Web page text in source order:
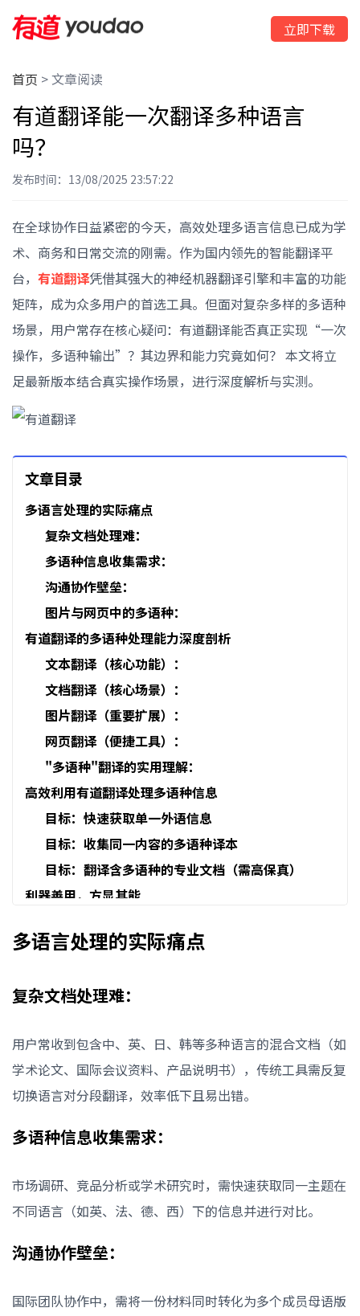
立即下载
首页 >文章阅读
有道翻译能一次翻译多种语言
吗？
发布时间：13/08/2025 23:57:22
在全球协作日益紧密的今天，高效处理多语言信息已成为学
术、商务和日常交流的刚需。作为国内领先的智能翻译平
台， 有道翻译凭借其强大的神经机器翻译引擎和丰富的功能
矩阵，成为众多用户的首选工具。但面对复杂多样的多语种
场景，用户常存在核心疑问：有道翻译能否真正实现“一次
操作，多语种输出”？其边界和能力究竟如何？ 本文将立
足最新版本结合真实操作场景，进行深度解析与实测。
文章目录
多语言处理的实际痛点
复杂文档处理难：
多语种信息收集需求：
沟通协作壁垒：
图片与网页中的多语种：
有道翻译的多语种处理能力深度剖析
文本翻译（核心功能）：
文档翻译（核心场景）：
图片翻译（重要扩展）：
网页翻译（便捷工具）：
"多语种"翻译的实用理解：
高效利用有道翻译处理多语种信息
目标：快速获取单一外语信息
目标：收集同一内容的多语种译本
目标：翻译含多语种的专业文档（需高保真）
利器善用，方显其能
语、法语三种语言并分别显示结果吗？
识别并翻译这三种文字吗？
图片翻译支持所有语言吗？准确度如何？
多语言处理的实际痛点
复杂文档处理难：
用户常收到包含中、英、日、韩等多种语言的混合文档（如
学术论文、国际会议资料、产品说明书），传统工具需反复
切换语言对分段翻译，效率低下且易出错。
多语种信息收集需求：
市场调研、竞品分析或学术研究时，需快速获取同一主题在
不同语言（如英、法、德、西）下的信息并进行对比。
沟通协作壁垒：
国际团队协作中，需将一份材料同时转化为多个成员母语版